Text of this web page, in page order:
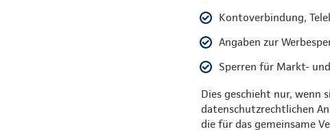
Kontoverbindung,
Angaben zur
Sperren für Markt-
Dies geschieht nur, wenn
datenschutzrechtlichen
die für das gemeinsame